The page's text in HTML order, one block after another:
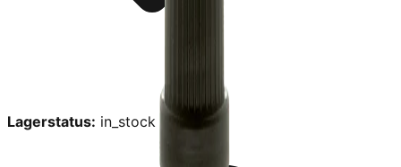
Lagerstatus: in_stock